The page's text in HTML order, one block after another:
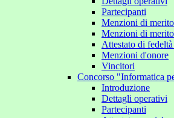
Partecipanti
Menzioni di
Menzioni di
Attestato di
Menzioni d'onore
Vincitori
Concorso "Informatica
Introduzione
Dettagli operativi
Partecipanti